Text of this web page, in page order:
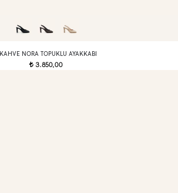
KAHVE NORA TOPUKLU AYAKKABI
t3.850,00